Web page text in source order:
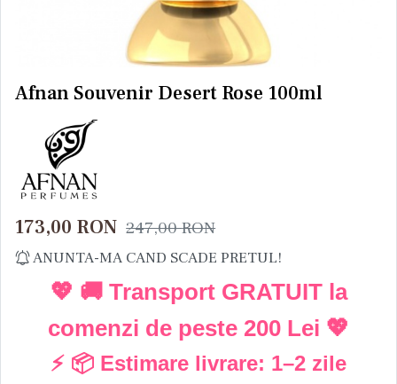
Afnan Souvenir Desert Rose 100ml
173,00 RON 247,00RON
ANUNTA-MA CAND SCADE PRETUL!
💖 🚚 Transport GRATUIT la
comenzi de peste 200 Lei 💖
⚡ 📦 Estimare livrare: 1–2 zile